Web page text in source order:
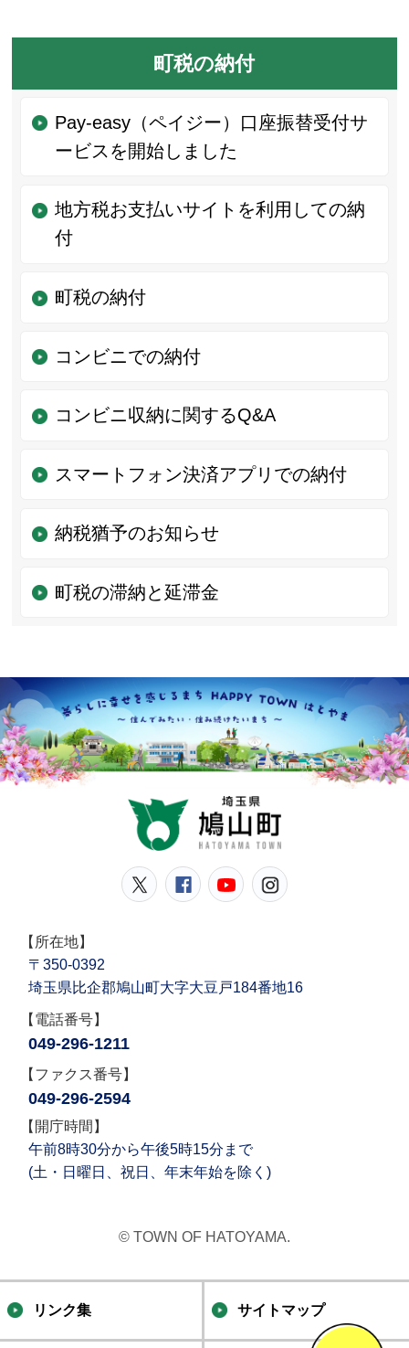
町税の納付
Pay-easy（ペイジー）口座振替受付サ
ービスを開始しました
地方税お支払いサイトを利用しての納
付
町税の納付
コンビニでの納付
コンビニ収納に関するQ&A
スマートフォン決済アプリでの納付
納税猶予のお知らせ
町税の滞納と延滞金
鳩山町公式Twitter
鳩山町公式Facebook
鳩山町公式
【所在地】
〒350-0392
埼玉県比企郡鳩山町大字大豆戸184番地16
【電話番号】
049-296-1211
【ファクス番号】
049-296-2594
【開庁時間】
午前8時30分から午後5時15分まで
(土・日曜日、祝日、年末年始を除く)
© TOWN OF HATOYAMA.
リンク集 サイトマップ